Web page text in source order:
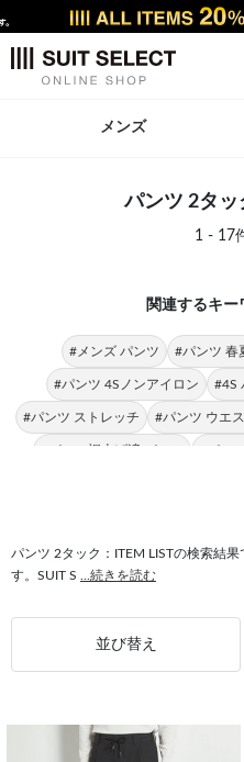
メンズ
パンツ 2タッ
1 - 17
関連するキー
#メンズ パンツ #パンツ 春
#パンツ 4Sノンアイロン #4S
#パンツ ストレッチ #パンツ ウエ
#パンツ裾上げ済 パンツ #パン
#2タック ワイドパンツ #2タック
パンツ 2タック：ITEM LISTの検索結
す。SUIT S
...続きを読む
並び替え